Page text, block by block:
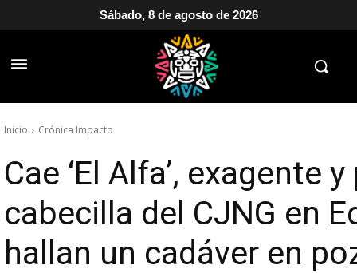
Sábado, 8 de agosto de 2026
Inicio Crónica Impacto
Cae ‘El Alfa’, exagente
cabecilla del CJNG en
hallan un cadáver en